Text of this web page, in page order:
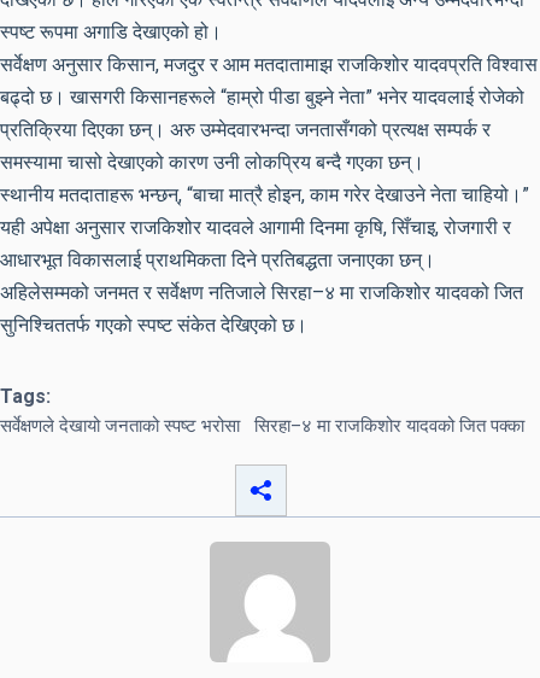
स्पष्ट रूपमा अगाडि देखाएको हो।
सर्वेक्षण अनुसार किसान, मजदुर र आम मतदातामाझ राजकिशोर यादवप्रति विश्वास
बढ्दो छ। खासगरी किसानहरूले “हाम्रो पीडा बुझ्ने नेता” भनेर यादवलाई रोजेको
प्रतिक्रिया दिएका छन्। अरु उम्मेदवारभन्दा जनतासँगको प्रत्यक्ष सम्पर्क र
समस्यामा चासो देखाएको कारण उनी लोकप्रिय बन्दै गएका छन्।
स्थानीय मतदाताहरू भन्छन्, “बाचा मात्रै होइन, काम गरेर देखाउने नेता चाहियो।”
यही अपेक्षा अनुसार राजकिशोर यादवले आगामी दिनमा कृषि, सिँचाइ, रोजगारी र
आधारभूत विकासलाई प्राथमिकता दिने प्रतिबद्धता जनाएका छन्।
अहिलेसम्मको जनमत र सर्वेक्षण नतिजाले सिरहा–४ मा राजकिशोर यादवको जित
सुनिश्चिततर्फ गएको स्पष्ट संकेत देखिएको छ।
Tags:
सर्वेक्षणले देखायो जनताको स्पष्ट भरोसा सिरहा–४ मा राजकिशोर यादवको जित पक्का